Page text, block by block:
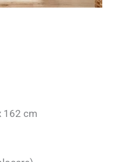
162 cm